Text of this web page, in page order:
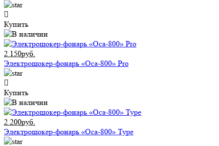
Купить
2 150руб.
Электрошокер-фонарь «Оса-800» Pro
Купить
2 200руб.
Электрошокер-фонарь «Оса-800» Type